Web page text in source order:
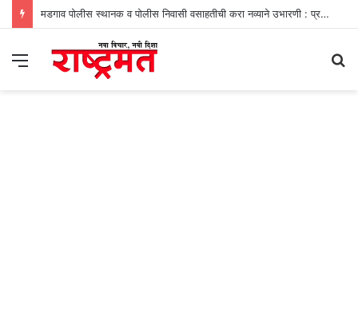
मडगाव पोलीस स्थानक व पोलीस निवासी वसाहतीची करा नव्याने उभारणी : प्रभव नायक
Menu